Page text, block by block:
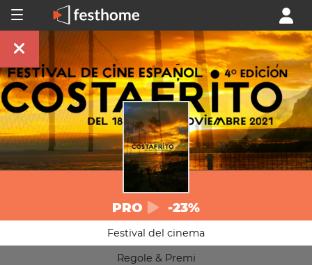
PRO -23%
Festival del cinema
Regole & Premi